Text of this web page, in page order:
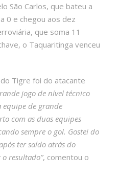
São Carlos, que bateu a
0 e chegou aos dez
que soma 11
o Taquaritinga venceu
Tigre foi do atacante
jogo de nível técnico
equipe de grande
com as duas equipes
sempre o gol. Gostei do
ter saído atrás do
resultado”, comentou o